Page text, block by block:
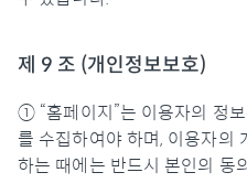
제 9 조 (개인정보보호)
① “홈페이지”는 이용자의 정
를 수집하여야 하며, 이용자의
하는 때에는 반드시 본인의 동